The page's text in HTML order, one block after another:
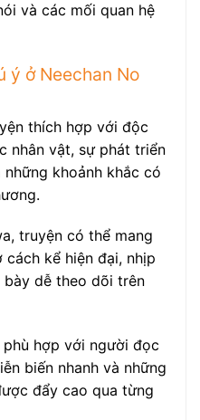
và các mối quan hệ
ý ở Neechan No
thích hợp với độc
nhân vật, sự phát triển
khoảnh khắc có
truyện có thể mang
kể hiện đại, nhịp
dễ theo dõi trên
phù hợp với người đọc
biến nhanh và những
đẩy cao qua từng